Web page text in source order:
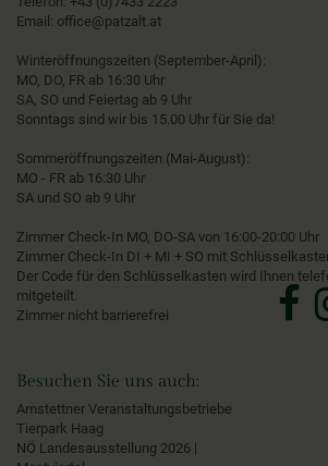
Email: office@patzalt.at
Winteröffnungszeiten (September-April):
MO, DO, FR ab 16:30 Uhr
SA, SO und Feiertag ab 9 Uhr
Sonntags sind wir bis 15.00 Uhr für Sie da!
Sommeröffnungszeiten (Mai-August):
MO - FR ab 16:30 Uhr
SA und SO ab 9 Uhr
Zimmer Check-In MO, DO-SA von 16:00-20:00 Uhr
Zimmer Check-In DI + MI + SO mit
Der Code für den Schlüsselkasten wird Ihnen
mitgeteilt.
Zimmer nicht barrierefrei
Besuchen Sie uns auch:
Amstettner Veranstaltungsbetriebe
Tierpark Haag
NÖ Landesausstellung 2026 |